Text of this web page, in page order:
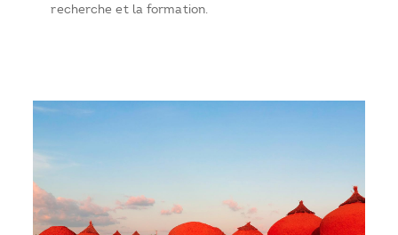
recherche et la formation.